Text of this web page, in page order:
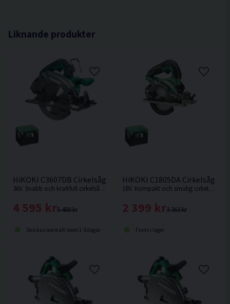
Ljudtrycksosäkerhet K dB(A) 3
Bredd 188 mm
Höjd 263 mm
Vikt u/batteri 2,65 kg
Liknande produkter
HiKOKI C3607DB Cirkelsåg 190mm 36V
36V. Snabb och kraftfull cirkelsåg för tuffa jobb, såsom kapning och klyvning, även av tryckimpregnerat virke. Levereras utan batteri och laddare.
5 488 kr
4 595 kr
Skickas normalt inom 1-3 dagar
HiKOKI C1805DA Cirkelsåg
18V. Kompakt och smidig cirkelsåg med hög kapacitet från HiKOKI. Levereras utan batteri och laddare. Trallskolan kampanj - Levereras inklusive 1st extra sågklinga.
3 363 kr
2 399 kr
Finns i lager